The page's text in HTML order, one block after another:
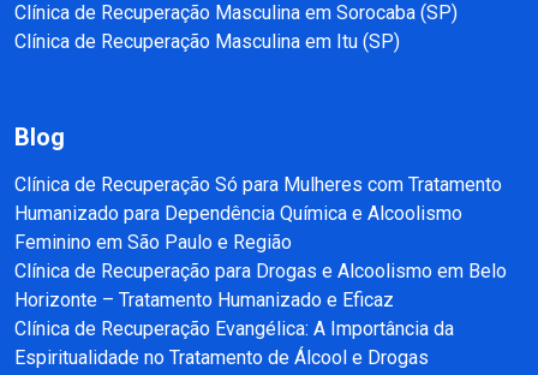
Clínica de Recuperação Masculina em Sorocaba (SP)
Clínica de Recuperação Masculina em Itu (SP)
Blog
Clínica de Recuperação Só para Mulheres com Tratamento
Humanizado para Dependência Química e Alcoolismo
Feminino em São Paulo e Região
Clínica de Recuperação para Drogas e Alcoolismo em Belo
Horizonte – Tratamento Humanizado e Eficaz
Clínica de Recuperação Evangélica: A Importância da
Espiritualidade no Tratamento de Álcool e Drogas